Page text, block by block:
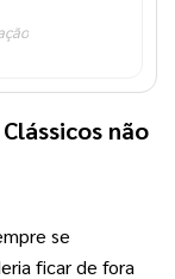
não
se
ficar de fora